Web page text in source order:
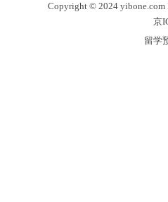
Copyright © 2024 yibone.com
京
留学